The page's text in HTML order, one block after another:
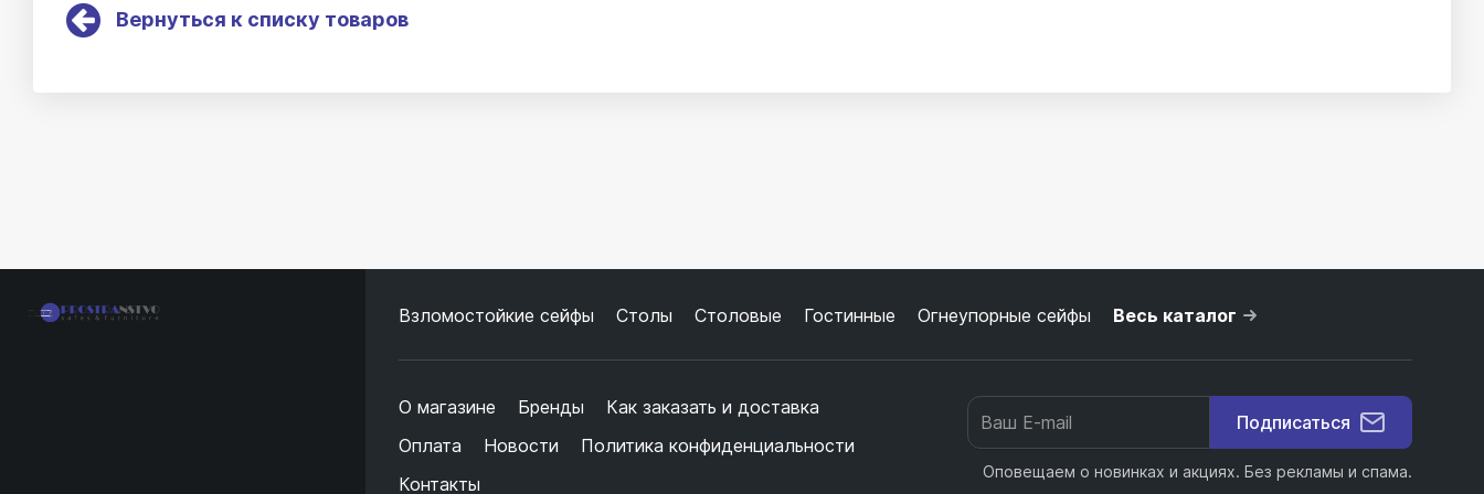
PR09Talpa
Вернуться к списку товаров
Взломостойкие сейфы Столы Столовые Гостинные Огнеупорные сейфы Весь каталог
О магазине Бренды
Как заказать и доставка
Оплата
Новости
Политика конфиденциальности
Контакты
Подписаться
Оповещаем о новинках и акциях. Без рекламы и спама.